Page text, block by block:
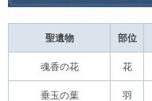
聖遺物 部位
魂香の花 花
垂玉の葉 羽